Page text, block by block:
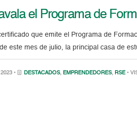
el Programa de
que emite el Programa de
este mes de julio, la principal casa de
• DESTACADOS, EMPRENDEDORES, RSE •